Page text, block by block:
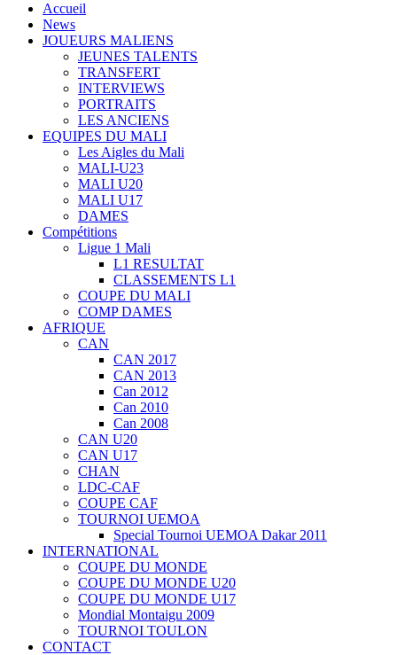
Accueil
News
JOUEURS MALIENS
JEUNES TALENTS
TRANSFERT
INTERVIEWS
PORTRAITS
LES ANCIENS
EQUIPES DU MALI
Les Aigles du Mali
MALI-U23
MALI U20
MALI U17
DAMES
Compétitions
Ligue 1 Mali
L1 RESULTAT
CLASSEMENTS L1
COUPE DU MALI
COMP DAMES
AFRIQUE
CAN
CAN 2017
CAN 2013
Can 2012
Can 2010
Can 2008
CAN U20
CAN U17
CHAN
LDC-CAF
COUPE CAF
TOURNOI UEMOA
Special Tournoi UEMOA Dakar 2011
INTERNATIONAL
COUPE DU MONDE
COUPE DU MONDE U20
COUPE DU MONDE U17
Mondial Montaigu 2009
TOURNOI TOULON
CONTACT